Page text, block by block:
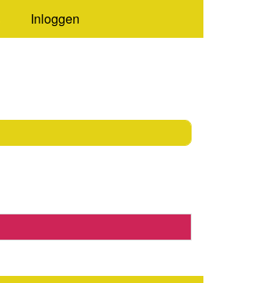
Inloggen